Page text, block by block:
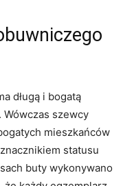
długą i bogatą
szewcy
mieszkańców
statusu
buty wykonywano